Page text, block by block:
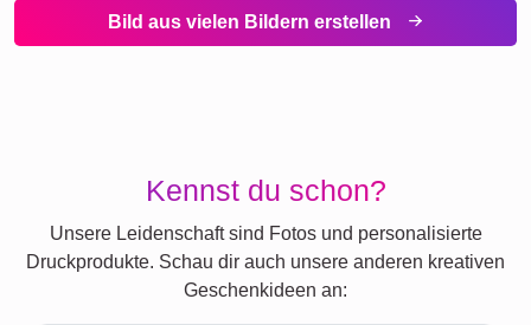
Bild aus vielen Bildern erstellen
Kennst du schon?
Unsere Leidenschaft sind Fotos und personalisierte
Druckprodukte. Schau dir auch unsere anderen kreativen
Geschenkideen an: